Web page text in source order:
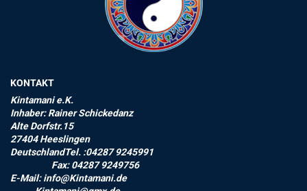
KONTAKT
Kintamani e.K.
Inhaber: Rainer Schickedanz
Alte Dorfstr.15
27404 Heeslingen
DeutschlandTel. :04287 9245991
Fax: 04287 9249756
E-Mail: info@Kintamani.de